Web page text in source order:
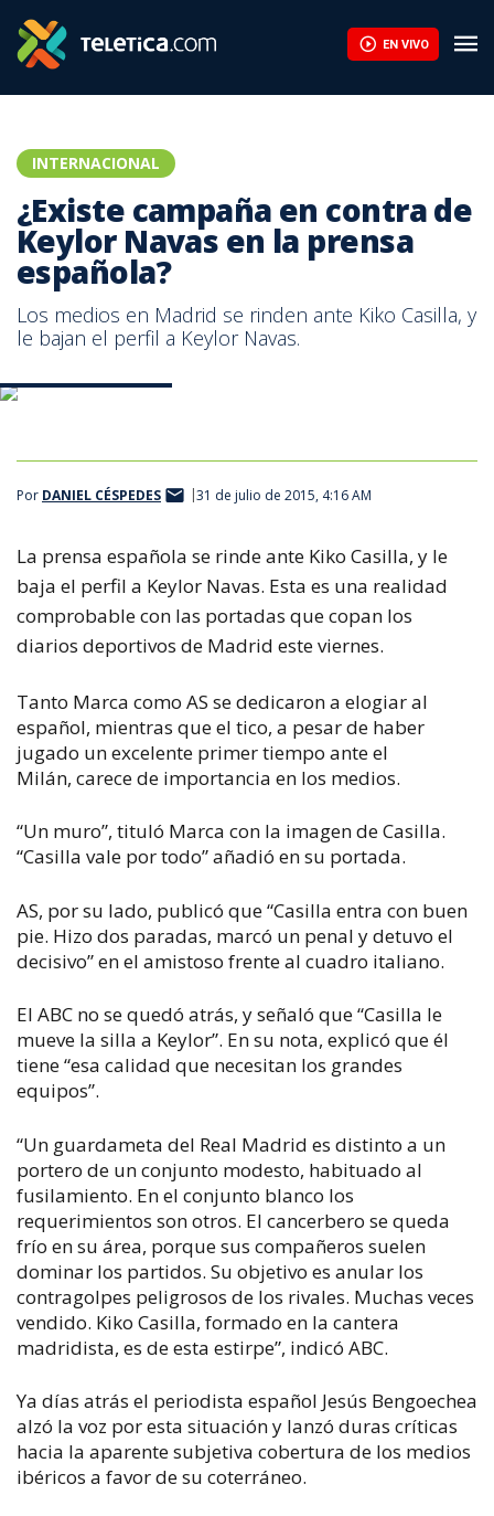
EN VIVO
INTERNACIONAL
¿Existe campaña en contra de
Keylor Navas en la prensa
española?
Los medios en Madrid se rinden ante Kiko Casilla, y
le bajan el perfil a Keylor Navas.
Por DANIEL CÉSPEDES 31 de julio de 2015, 4:16 AM
La prensa española se rinde ante Kiko Casilla, y le
baja el perfil a Keylor Navas. Esta es una realidad
comprobable con las portadas que copan los
diarios deportivos de Madrid este viernes.
Tanto Marca como AS se dedicaron a elogiar al
español, mientras que el tico, a pesar de haber
jugado un excelente primer tiempo ante el
Milán, carece de importancia en los medios.
“Un muro”, tituló Marca con la imagen de Casilla.
“Casilla vale por todo” añadió en su portada.
AS, por su lado, publicó que “Casilla entra con buen
pie. Hizo dos paradas, marcó un penal y detuvo el
decisivo” en el amistoso frente al cuadro italiano.
El ABC no se quedó atrás, y señaló que “Casilla le
mueve la silla a Keylor”. En su nota, explicó que él
tiene “esa calidad que necesitan los grandes
equipos”.
“Un guardameta del Real Madrid es distinto a un
portero de un conjunto modesto, habituado al
fusilamiento. En el conjunto blanco los
requerimientos son otros. El cancerbero se queda
frío en su área, porque sus compañeros suelen
dominar los partidos. Su objetivo es anular los
contragolpes peligrosos de los rivales. Muchas veces
vendido. Kiko Casilla, formado en la cantera
madridista, es de esta estirpe”, indicó ABC.
Ya días atrás el periodista español Jesús Bengoechea
alzó la voz por esta situación y lanzó duras críticas
hacia la aparente subjetiva cobertura de los medios
ibéricos a favor de su coterráneo.